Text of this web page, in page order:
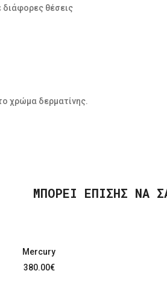
διάφορες θέσεις
χρώμα δερματίνης.
ΜΠΟΡΕΊ ΕΠΊΣΗΣ ΝΑ
Mercury
380.00€